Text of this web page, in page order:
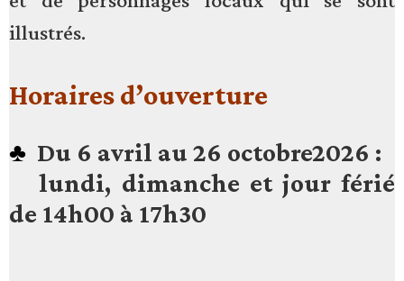
illustrés.
Horaires d’ouverture
♣ Du 6 avril au 26 octobre2026 :
lundi, dimanche et jour férié
de 14h00 à 17h30